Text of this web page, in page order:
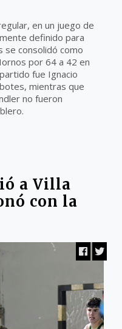
en un juego de
definido para
se consolidó como
por 64 a 42 en
fue Ignacio
mientras que
no fueron
a Villa
con la